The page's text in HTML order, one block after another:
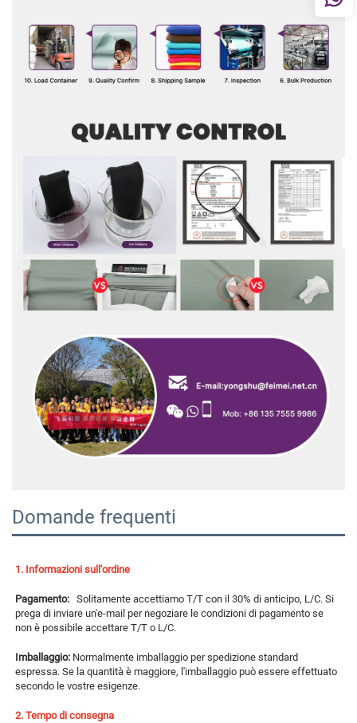
Domande frequenti
1. Informazioni sull'ordine
Pagamento: Solitamente accettiamo T/T con il 30% di anticipo, L/C. Si
prega di inviare un'e-mail per negoziare le condizioni di pagamento se
non è possibile accettare T/T o L/C.
Imballaggio: Normalmente imballaggio per spedizione standard
espressa. Se la quantità è maggiore, l'imballaggio può essere effettuato
secondo le vostre esigenze.
2. Tempo di consegna